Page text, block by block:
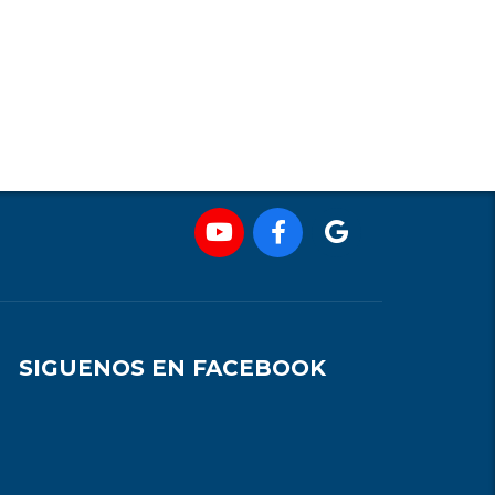
SIGUENOS EN FACEBOOK